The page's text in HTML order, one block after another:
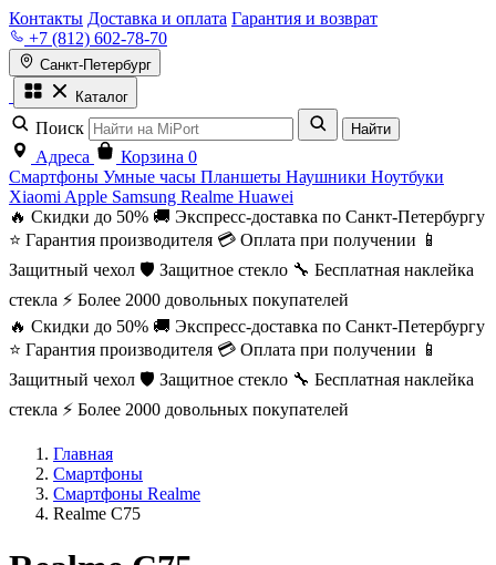
Контакты Доставка и оплата Гарантия и возврат
+7 (812) 602-78-70
Санкт-Петербург
Каталог
Поиск Найти
Адреса Корзина 0
Смартфоны Умные часы Планшеты Наушники Ноутбуки
Xiaomi Apple Samsung Realme Huawei
🔥 Скидки до 50% 🚚 Экспресс-доставка по Санкт-Петербургу
⭐ Гарантия производителя 💳 Оплата при получении 📱
Защитный чехол 🛡️ Защитное стекло 🔧 Бесплатная наклейка
стекла ⚡ Более 2000 довольных покупателей
🔥 Скидки до 50% 🚚 Экспресс-доставка по Санкт-Петербургу
⭐ Гарантия производителя 💳 Оплата при получении 📱
Защитный чехол 🛡️ Защитное стекло 🔧 Бесплатная наклейка
стекла ⚡ Более 2000 довольных покупателей
Главная
Смартфоны
Смартфоны Realme
Realme C75